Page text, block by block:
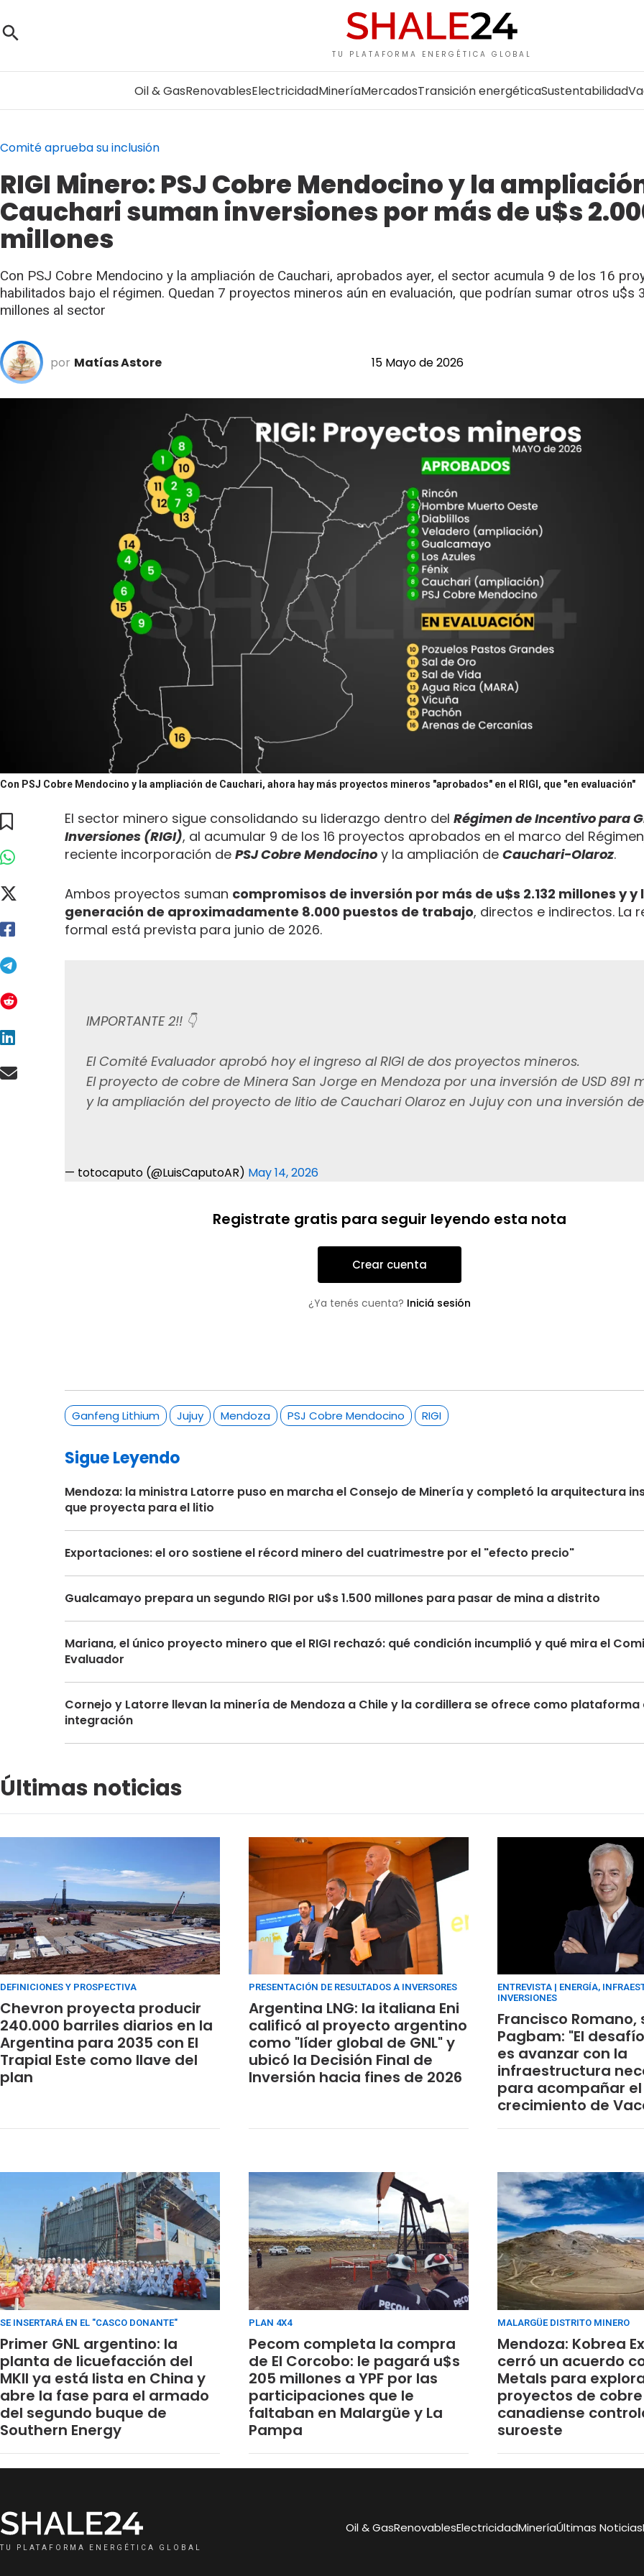
TU PLATAFORMA ENERGÉTICA GLOBAL
Oil & GasRenovablesElectricidadMineríaMercadosTransición energéticaSustentabilidad
Comité aprueba su inclusión
RIGI Minero: PSJ Cobre Mendocino y la
Cauchari suman inversiones por más de u$s
millones
Con PSJ Cobre Mendocino y la ampliación de Cauchari, aprobados ayer, el sector acumula 9 de los 16
habilitados bajo el régimen. Quedan 7 proyectos mineros aún en evaluación, que podrían sumar otros u$s
millones al sector
por Matías Astore 15 Mayo de 2026
Con PSJ Cobre Mendocino y la ampliación de Cauchari, ahora hay más proyectos mineros "aprobados" en el RIGI, que "en evaluación"
El sector minero sigue consolidando su liderazgo dentro del Régimen de Incentivo para
Inversiones (RIGI), al acumular 9 de los 16 proyectos aprobados en el marco del
reciente incorporación de PSJ Cobre Mendocino y la ampliación de Cauchari-Olaroz.
Ambos proyectos suman compromisos de inversión por más de u$s 2.132 millones y y
generación de aproximadamente 8.000 puestos de trabajo, directos e indirectos. La
formal está prevista para junio de 2026.
IMPORTANTE 2!! 👇
El Comité Evaluador aprobó hoy el ingreso al RIGI de dos proyectos mineros.
El proyecto de cobre de Minera San Jorge en Mendoza por una inversión de USD 891
y la ampliación del proyecto de litio de Cauchari Olaroz en Jujuy con una inversión de
— totocaputo (@LuisCaputoAR) May 14, 2026
Registrate gratis para seguir leyendo esta nota
Crear cuenta
¿Ya tenés cuenta? Iniciá sesión
Ganfeng Lithium Jujuy Mendoza PSJ Cobre Mendocino RIGI
Sigue Leyendo
Mendoza: la ministra Latorre puso en marcha el Consejo de Minería y completó la arquitectura
que proyecta para el litio
Exportaciones: el oro sostiene el récord minero del cuatrimestre por el "efecto precio"
Gualcamayo prepara un segundo RIGI por u$s 1.500 millones para pasar de mina a distrito
Mariana, el único proyecto minero que el RIGI rechazó: qué condición incumplió y qué mira el
Evaluador
Cornejo y Latorre llevan la minería de Mendoza a Chile y la cordillera se ofrece como plataforma
integración
Últimas noticias
DEFINICIONES Y PROSPECTIVA
Chevron proyecta producir
240.000 barriles diarios en la
Argentina para 2035 con El
Trapial Este como llave del
plan
PRESENTACIÓN DE RESULTADOS A INVERSORES
Argentina LNG: la italiana Eni
calificó al proyecto argentino
como "líder global de GNL" y
ubicó la Decisión Final de
Inversión hacia fines de 2026
ENTREVISTA | ENERGÍA,
INVERSIONES
Francisco Romano,
Pagbam: "El
es avanzar con la
infraestructura
para acompañar el
crecimiento de
SE INSERTARÁ EN EL "CASCO DONANTE"
Primer GNL argentino: la
planta de licuefacción del
MKII ya está lista en China y
abre la fase para el armado
del segundo buque de
Southern Energy
PLAN 4X4
Pecom completa la compra
de El Corcobo: le pagará u$s
205 millones a YPF por las
participaciones que le
faltaban en Malargüe y La
Pampa
MALARGÜE DISTRITO MINERO
Mendoza: Kobrea
cerró un acuerdo
Metals para
proyectos de
canadiense
suroeste
TU PLATAFORMA ENERGÉTICA GLOBAL
Oil & GasRenovablesElectricidadMineríaÚltimas Noticias